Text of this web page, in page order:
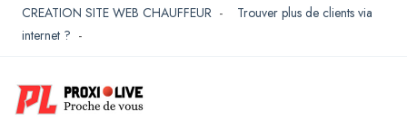
CREATION SITE WEB CHAUFFEUR - Trouver plus de clients via
internet ? -